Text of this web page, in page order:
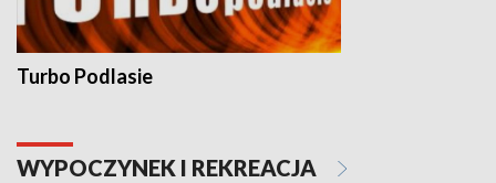
Turbo Podlasie
WYPOCZYNEK I REKREACJA